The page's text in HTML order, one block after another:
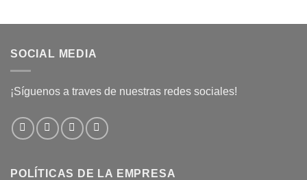
SOCIAL MEDIA
¡Síguenos a traves de nuestras redes sociales!
POLÍTICAS DE LA EMPRESA